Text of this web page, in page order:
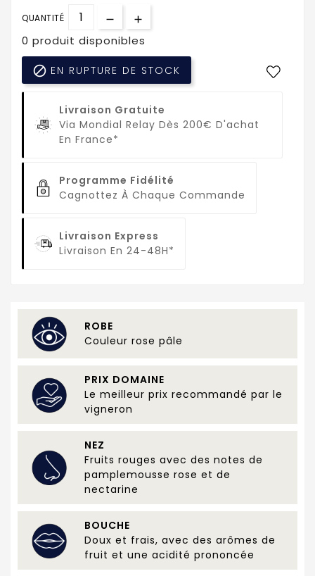
QUANTITÉ
0 produit disponibles
 EN RUPTURE DE STOCK
Livraison Gratuite
Via Mondial Relay Dès 200€ D'achat
En France*
Programme Fidélité
Cagnottez À Chaque Commande
Livraison Express
Livraison En 24-48H*
ROBE
Couleur rose pâle
PRIX DOMAINE
Le meilleur prix recommandé par le
vigneron
NEZ
Fruits rouges avec des notes de
pamplemousse rose et de
nectarine
BOUCHE
Doux et frais, avec des arômes de
fruit et une acidité prononcée